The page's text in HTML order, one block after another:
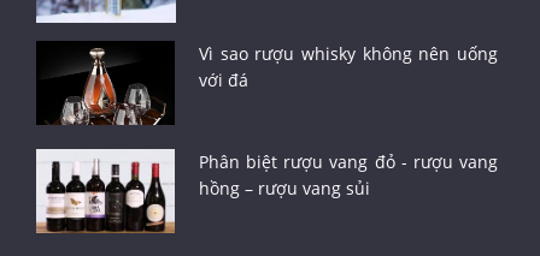
Vì sao rượu whisky không nên uống
với đá
Phân biệt rượu vang đỏ - rượu vang
hồng – rượu vang sủi